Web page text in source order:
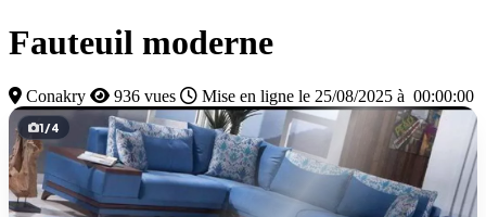
Fauteuil moderne
Conakry 936 vues Mise en ligne le 25/08/2025 à 00:00:00
1/4